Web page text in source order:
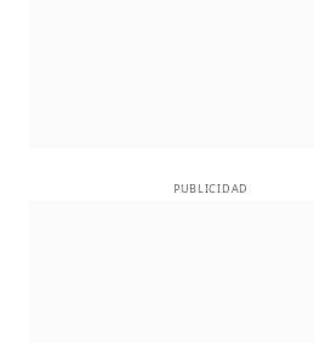
PUBLICIDAD